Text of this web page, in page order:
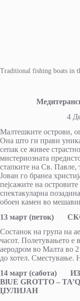
Traditional fishing boats in
4 Дена /
Малтешките острови,
Она што ги прави
сепак се живее
мистериозната
стапките на Св. Павле,
Јован го бранеа
пејсажите на
спектакуларна
обоен камен во
13 март (петок)
Состанок на група на
часот. Полетувањето е
аеродром во Малта во
до хотел. Сместување.
14 март (сабота)
BlUE GROTTO –
ЏУЛИЈАН